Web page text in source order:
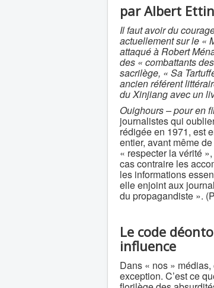
par Albert
Il faut avoir du
actuellement sur le «
attaqué à Robert
des « combattants
sacrilège, « Sa
ancien référent
du Xinjiang avec un
Ouighours – pour en
journalistes qui
rédigée en 1971, est
entier, avant même
« respecter la vérité
cas contraire les
les informations
elle enjoint aux
du propagandiste ».
Le code
influence
Dans « nos »
exception. C’est ce